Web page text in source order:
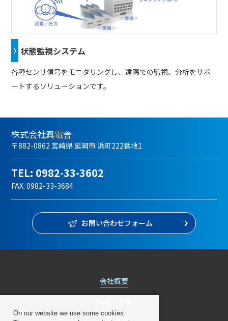
状態監視システム
各種センサ信号をモニタリングし、遠隔での監視、分析をサポ
ートするソリューションです。
株式会社興電舎
〒882-0862 宮崎県 延岡市 浜町222番地1
TEL: 0982-33-3602
FAX: 0982-33-3684
お問い合わせフォーム
会社概要
On our website we use some cookies.